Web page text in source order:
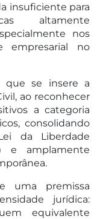
insuficiente para
altamente
nos
empresarial no
que se insere a
ao reconhecer
a categoria
consolidando
da Liberdade
e amplamente
uma premissa
jurídica:
equivalente